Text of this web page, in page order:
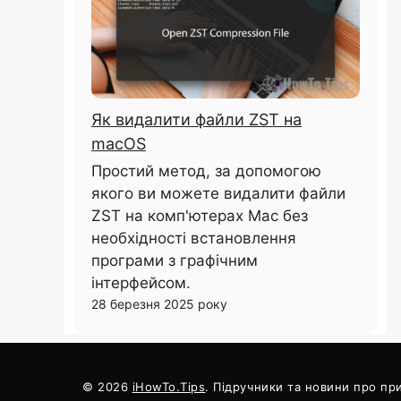
Як видалити файли ZST на
macOS
Простий метод, за допомогою
якого ви можете видалити файли
ZST на комп'ютерах Mac без
необхідності встановлення
програми з графічним
інтерфейсом.
28 березня 2025 року
© 2026 iHowTo.Tips. Підручники та новини про